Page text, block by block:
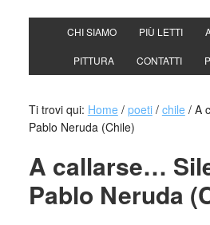
CHI SIAMO PIÙ LETTI
PITTURA CONTATTI
Ti trovi qui: Home / poeti / chile /A
Pablo Neruda (Chile)
A callarse…
Pablo Neruda